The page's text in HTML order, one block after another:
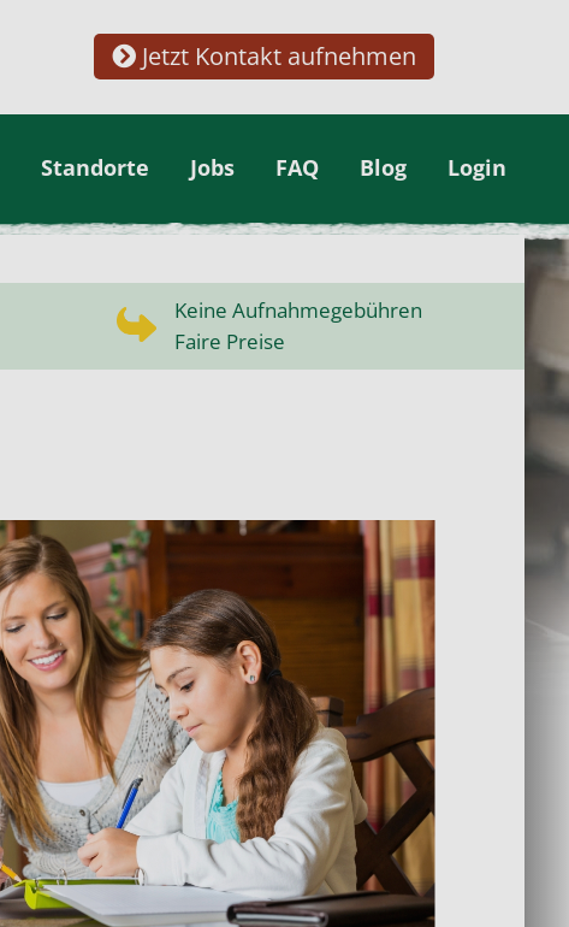
Jetzt Kontakt aufnehmen
Standorte Jobs FAQ Blog Login
Keine Aufnahmegebühren
Faire Preise